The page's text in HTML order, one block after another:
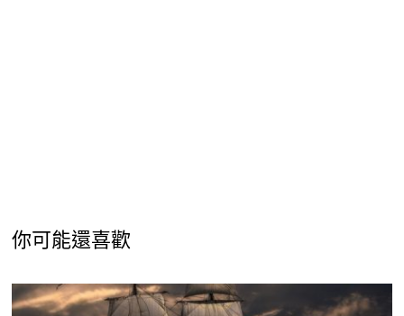
你可能還喜歡